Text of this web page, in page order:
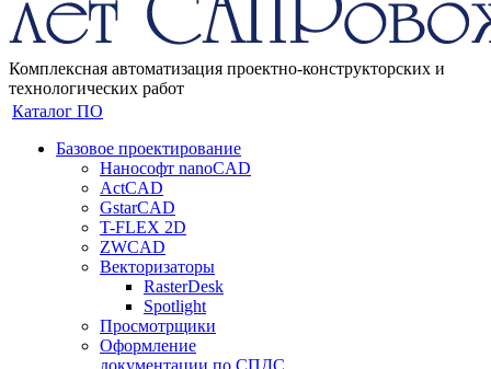
Комплексная автоматизация проектно-конструкторских и
технологических работ
Каталог ПО
Базовое проектирование
Нанософт nanoCAD
ActCAD
GstarCAD
T-FLEX 2D
ZWCAD
Векторизаторы
RasterDesk
Spotlight
Просмотрщики
Оформление
документации по СПДС